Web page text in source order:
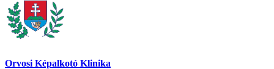
Orvosi Képalkotó Klinika